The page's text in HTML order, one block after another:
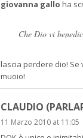
giovanna gallo ha
Che Dio vi
lascia perdere dio! Se
muoio!
CLAUDIO
11 Marzo 2010 at 11:05